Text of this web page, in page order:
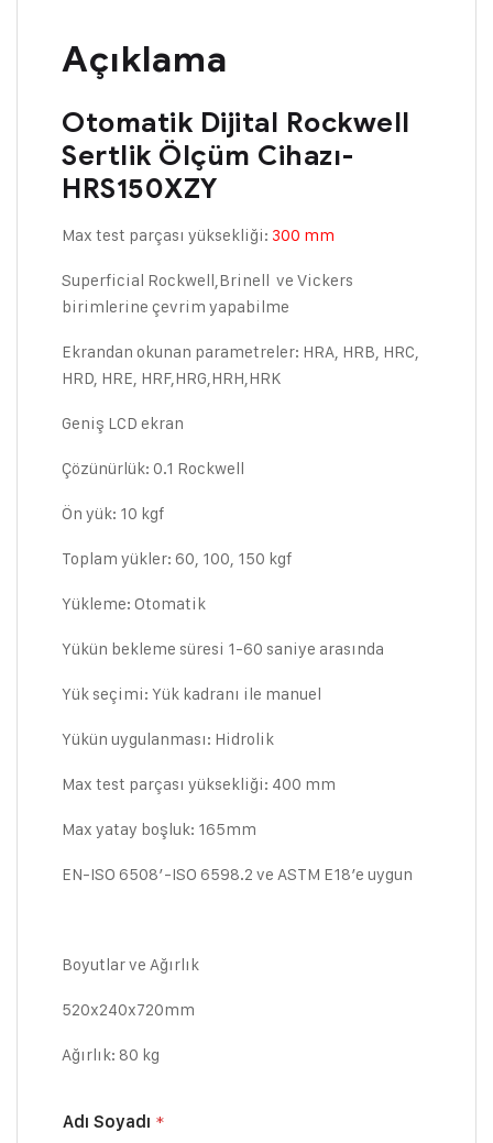
Açıklama
Otomatik Dijital Rockwell
Sertlik Ölçüm Cihazı-
HRS150XZY
Max test parçası yüksekliği: 300 mm
Superficial Rockwell,Brinell ve Vickers
birimlerine çevrim yapabilme
Ekrandan okunan parametreler: HRA, HRB, HRC,
HRD, HRE, HRF,HRG,HRH,HRK
Geniş LCD ekran
Çözünürlük: 0.1 Rockwell
Ön yük: 10 kgf
Toplam yükler: 60, 100, 150 kgf
Yükleme: Otomatik
Yükün bekleme süresi 1-60 saniye arasında
Yük seçimi: Yük kadranı ile manuel
Yükün uygulanması: Hidrolik
Max test parçası yüksekliği: 400 mm
Max yatay boşluk: 165mm
EN-ISO 6508′-ISO 6598.2 ve ASTM E18’e uygun
Boyutlar ve Ağırlık
520x240x720mm
Ağırlık: 80 kg
Adı Soyadı *